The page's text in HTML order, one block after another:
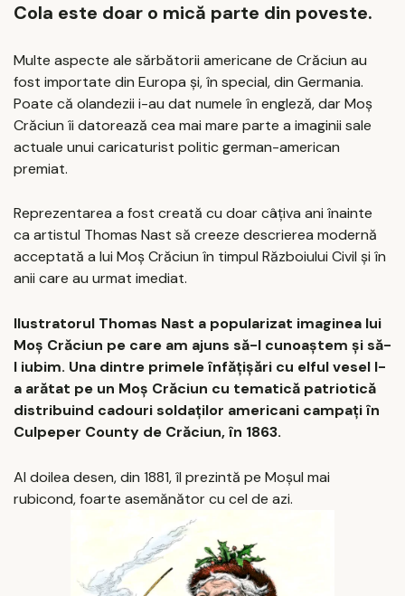
Cola este doar o mică parte din poveste.
Multe aspecte ale sărbătorii americane de Crăciun au
fost importate din Europa și, în special, din Germania.
Poate că olandezii i-au dat numele în engleză, dar Moș
Crăciun îi datorează cea mai mare parte a imaginii sale
actuale unui caricaturist politic german-american
premiat.
Reprezentarea a fost creată cu doar câțiva ani înainte
ca artistul Thomas Nast să creeze descrierea modernă
acceptată a lui Moș Crăciun în timpul Războiului Civil și în
anii care au urmat imediat.
Ilustratorul Thomas Nast a popularizat imaginea lui
Moș Crăciun pe care am ajuns să-l cunoaștem și să-
l iubim. Una dintre primele înfățișări cu elful vesel l-
a arătat pe un Moș Crăciun cu tematică patriotică
distribuind cadouri soldaților americani campați în
Culpeper County de Crăciun, în 1863.
Al doilea desen, din 1881, îl prezintă pe Moșul mai
rubicond, foarte asemănător cu cel de azi.